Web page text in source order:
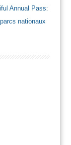
Annual Pass:
nationaux